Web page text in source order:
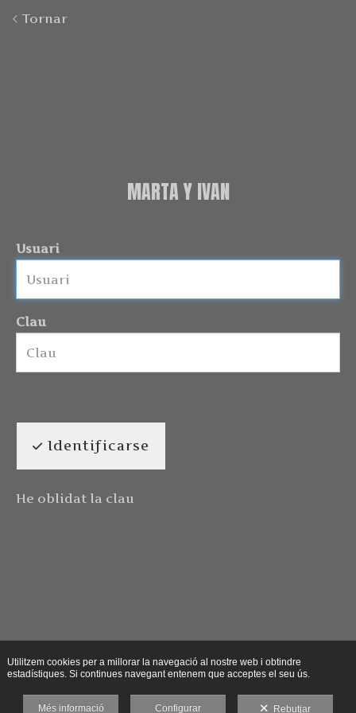
Tornar
MARTA Y IVAN
Usuari
Clau
Identificarse
He oblidat la clau
Utilitzem cookies per a millorar la navegació al nostre web i obtindre
estadístiques. Si continues navegant entenem que acceptes el seu ús.
Més informació Configurar Rebutjar